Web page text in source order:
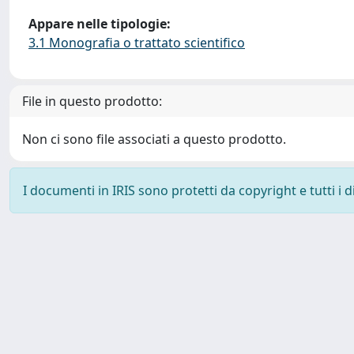
Appare nelle tipologie:
3.1 Monografia o trattato scientifico
File in questo prodotto:
Non ci sono file associati a questo prodotto.
I documenti in IRIS sono protetti da copyright e tutti i